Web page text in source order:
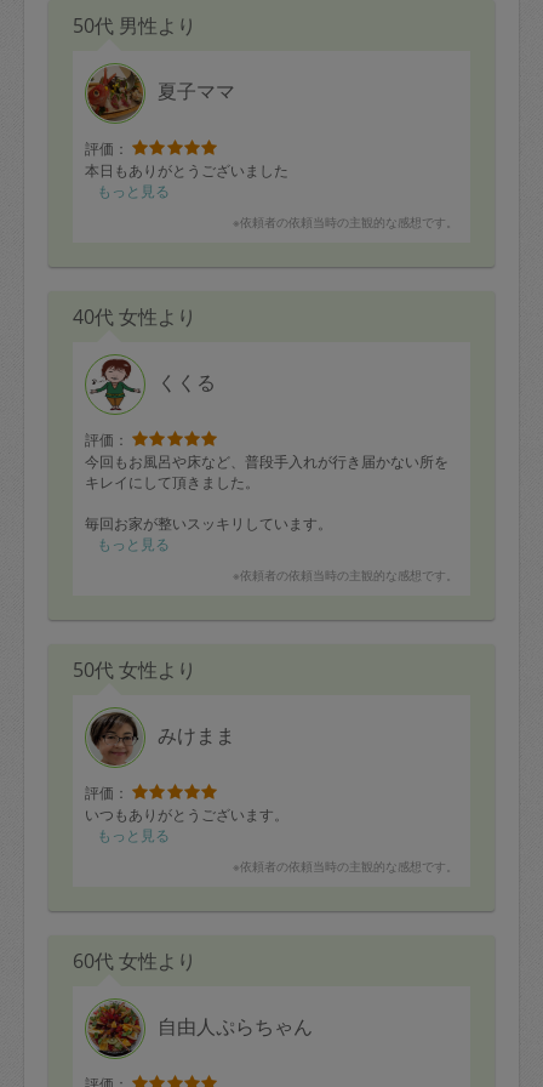
50代 男性より
夏子ママ
評価：
本日もありがとうございました
もっと見る
※依頼者の依頼当時の主観的な感想です。
40代 女性より
くくる
評価：
今回もお風呂や床など、普段手入れが行き届かない所を
キレイにして頂きました。
毎回お家が整いスッキリしています。
いつも、ありがとうございます。
もっと見る
※依頼者の依頼当時の主観的な感想です。
50代 女性より
みけまま
評価：
いつもありがとうございます。
もっと見る
※依頼者の依頼当時の主観的な感想です。
60代 女性より
自由人ぷらちゃん